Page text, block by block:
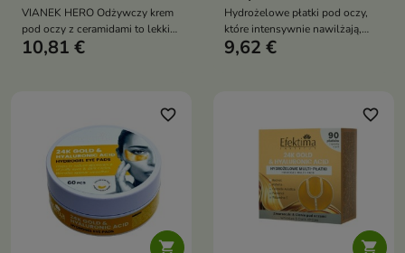
VIANEK HERO Odżywczy krem
pod oczy z ceramidami to lekki
krem przeznaczony do
wzmacnia barierę hydrolipidową
skóry, jednocześnie pomagając
zmniejszyć widoczność cieni i
obrzęków
10,81 €
Hydrożelowe płatki pod oczy,
które intensywnie nawilżają,
wygładzają drobne zmarszczki i
9,62 €

favorite_border

favorite_border